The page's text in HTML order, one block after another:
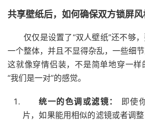
共享壁纸后，如何确保双方锁屏风
仅仅是设置了“双人壁纸”还不够
一个整体，并且不显得杂乱，一些细节
这就像穿情侣装，不是简单地穿一样
“我们是一对”的感觉。
统一的色调或滤镜：
即使
片，如果能用相似的滤镜或者调